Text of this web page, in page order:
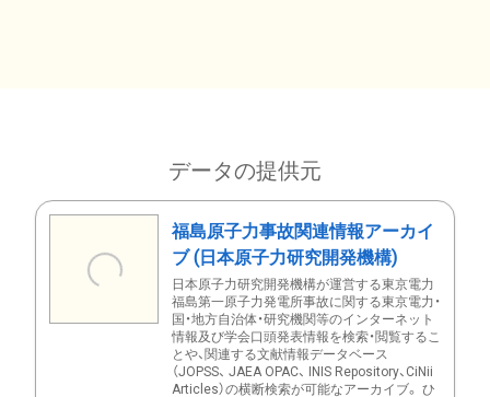
データの提供元
福島原子力事故関連情報アーカイ
ブ (日本原子力研究開発機構)
日本原子力研究開発機構が運営する東京電力
福島第一原子力発電所事故に関する東京電力・
国・地方自治体・研究機関等のインターネット
情報及び学会口頭発表情報を検索・閲覧するこ
とや、関連する文献情報データベース
（JOPSS、 JAEA OPAC、 INIS Repository、CiNii
Articles）の横断検索が可能なアーカイブ。 ひ